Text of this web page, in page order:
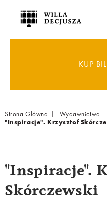
KUP
Breadcrumb
Strona Główna
Wydawnictwa
"Inspiracje". Krzysztof
"Inspiracje".
Skórczewski